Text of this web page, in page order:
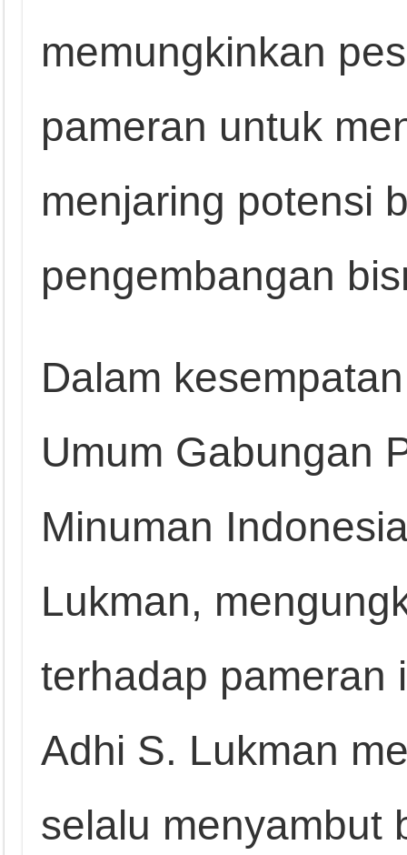
memungkinkan
pameran untuk
menjaring potensi
pengembangan
Dalam
Umum Gabungan
Minuman
Lukman,
terhadap pameran
Adhi S. Lukman
selalu menyambut